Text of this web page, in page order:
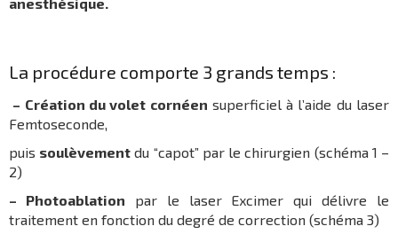
La procédure comporte 3 grands temps :
– Création du volet cornéen superficiel à l’aide du laser
Femtoseconde,
puis soulèvement du “capot” par le chirurgien (schéma 1 –
2)
– Photoablation par le laser Excimer qui délivre le
traitement en fonction du degré de correction (schéma 3)